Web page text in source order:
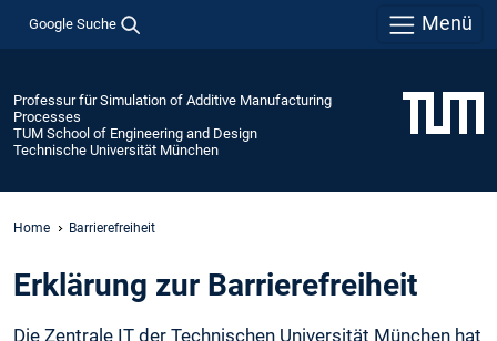
Google Suche Menü
Professur für Simulation of Additive Manufacturing
Processes
TUM School of Engineering and Design
Technische Universität München
Home Barrierefreiheit
Erklärung zur Barrierefreiheit
Die Zentrale IT der Technischen Universität München hat